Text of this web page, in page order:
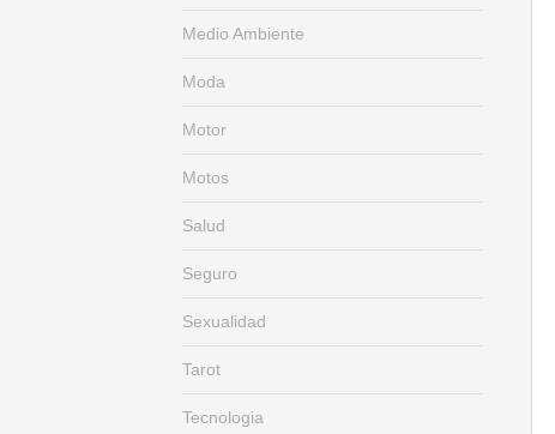
Medio Ambiente
Moda
Motor
Motos
Salud
Seguro
Sexualidad
Tarot
Tecnologia